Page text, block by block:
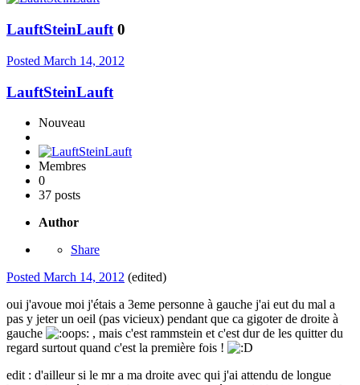
LauftSteinLauft 0
Posted March 14, 2012
LauftSteinLauft
Nouveau
Membres
0
37 posts
Author
Share
Posted March 14, 2012 (edited)
oui j'avoue moi j'étais a 3eme personne à gauche j'ai eut du mal a
pas y jeter un oeil (pas vicieux) pendant que ca gigoter de droite à
gauche
, mais c'est rammstein et c'est dur de les quitter du
regard surtout quand c'est la première fois !
edit : d'ailleur si le mr a ma droite avec qui j'ai attendu de longue